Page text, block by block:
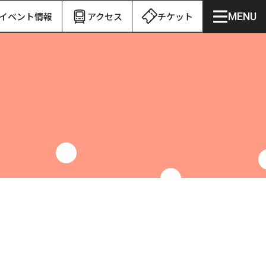
ベント情報 アクセス チケット MENU